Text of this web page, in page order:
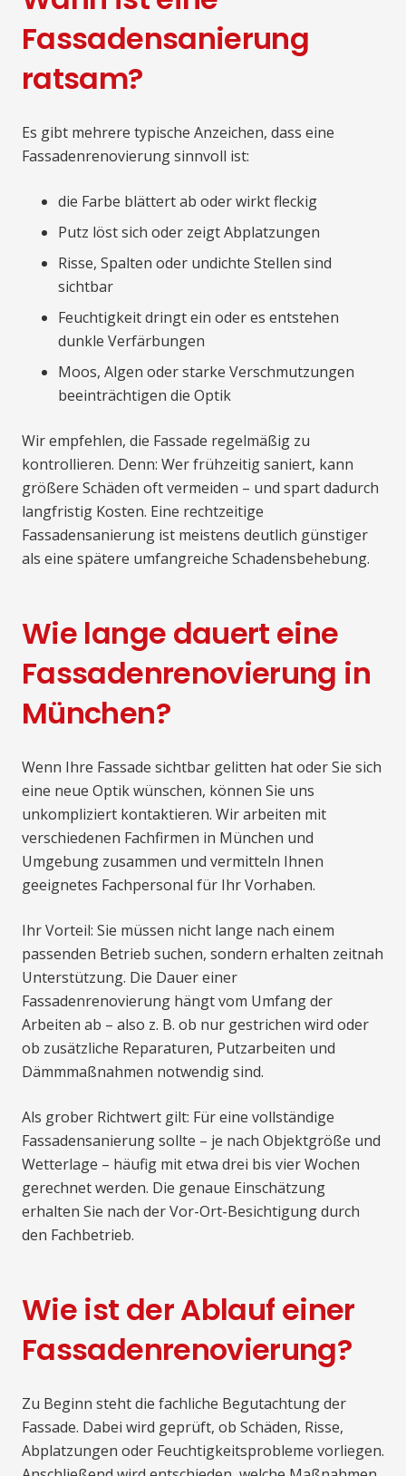
Fassadensanierung
ratsam?
Es gibt mehrere typische Anzeichen, dass eine
Fassadenrenovierung sinnvoll ist:
die Farbe blättert ab oder wirkt fleckig
Putz löst sich oder zeigt Abplatzungen
Risse, Spalten oder undichte Stellen sind
sichtbar
Feuchtigkeit dringt ein oder es entstehen
dunkle Verfärbungen
Moos, Algen oder starke Verschmutzungen
beeinträchtigen die Optik
Wir empfehlen, die Fassade regelmäßig zu
kontrollieren. Denn: Wer frühzeitig saniert, kann
größere Schäden oft vermeiden – und spart dadurch
langfristig Kosten. Eine rechtzeitige
Fassadensanierung ist meistens deutlich günstiger
als eine spätere umfangreiche Schadensbehebung.
Wie lange dauert eine
Fassadenrenovierung in
München?
Wenn Ihre Fassade sichtbar gelitten hat oder Sie sich
eine neue Optik wünschen, können Sie uns
unkompliziert kontaktieren. Wir arbeiten mit
verschiedenen Fachfirmen in München und
Umgebung zusammen und vermitteln Ihnen
geeignetes Fachpersonal für Ihr Vorhaben.
Ihr Vorteil: Sie müssen nicht lange nach einem
passenden Betrieb suchen, sondern erhalten zeitnah
Unterstützung. Die Dauer einer
Fassadenrenovierung hängt vom Umfang der
Arbeiten ab – also z. B. ob nur gestrichen wird oder
ob zusätzliche Reparaturen, Putzarbeiten und
Dämmmaßnahmen notwendig sind.
Als grober Richtwert gilt: Für eine vollständige
Fassadensanierung sollte – je nach Objektgröße und
Wetterlage – häufig mit etwa drei bis vier Wochen
gerechnet werden. Die genaue Einschätzung
erhalten Sie nach der Vor-Ort-Besichtigung durch
den Fachbetrieb.
Wie ist der Ablauf einer
Fassadenrenovierung?
Zu Beginn steht die fachliche Begutachtung der
Fassade. Dabei wird geprüft, ob Schäden, Risse,
Abplatzungen oder Feuchtigkeitsprobleme vorliegen.